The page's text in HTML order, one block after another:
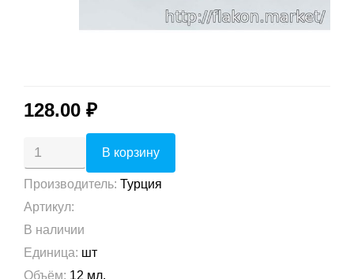
128.00 ₽
Производитель: Турция
Артикул:
В наличии
Единица: шт
Объём: 12 мл.